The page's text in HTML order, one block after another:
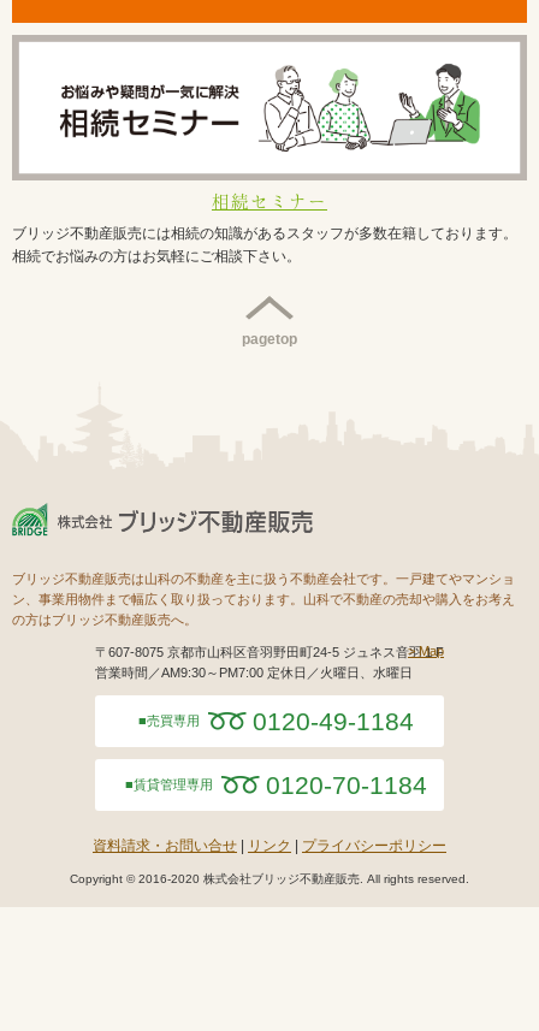
相続セミナー
ブリッジ不動産販売には相続の知識があるスタッフが多数在籍しております。
相続でお悩みの方はお気軽にご相談下さい。
pagetop
ブリッジ不動産販売は山科の不動産を主に扱う不動産会社です。一戸建てやマンショ
ン、事業用物件まで幅広く取り扱っております。山科で不動産の売却や購入をお考え
の方はブリッジ不動産販売へ。
Map
〒607-8075 京都市山科区音羽野田町24-5 ジュネス音羽１F
営業時間／AM9:30～PM7:00 定休日／火曜日、水曜日
売買専用 0120-49-1184
賃貸管理専用 0120-70-1184
資料請求・お問い合せ リンク プライバシーポリシー
Copyright © 2016-2020 株式会社ブリッジ不動産販売. All rights reserved.